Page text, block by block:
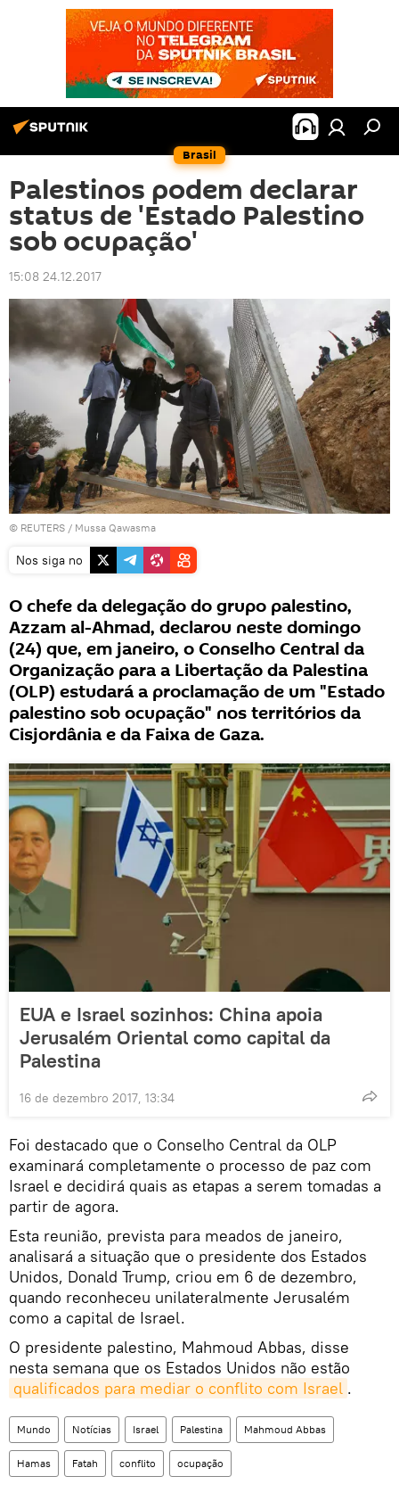
Brasil
Palestinos podem declarar
status de 'Estado Palestino
sob ocupação'
15:08 24.12.2017
© REUTERS / Mussa Qawasma
Nos siga no
O chefe da delegação do grupo palestino,
Azzam al-Ahmad, declarou neste domingo
(24) que, em janeiro, o Conselho Central da
Organização para a Libertação da Palestina
(OLP) estudará a proclamação de um "Estado
palestino sob ocupação" nos territórios da
Cisjordânia e da Faixa de Gaza.
EUA e Israel sozinhos: China apoia
Jerusalém Oriental como capital da
Palestina
16 de dezembro 2017, 13:34
Foi destacado que o Conselho Central da OLP
examinará completamente o processo de paz com
Israel e decidirá quais as etapas a serem tomadas a
partir de agora.
Esta reunião, prevista para meados de janeiro,
analisará a situação que o presidente dos Estados
Unidos, Donald Trump, criou em 6 de dezembro,
quando reconheceu unilateralmente Jerusalém
como a capital de Israel.
O presidente palestino, Mahmoud Abbas, disse
nesta semana que os Estados Unidos não estão
qualificados para mediar o conflito com Israel .
Mundo Notícias Israel Palestina Mahmoud Abbas
Hamas Fatah conflito ocupação